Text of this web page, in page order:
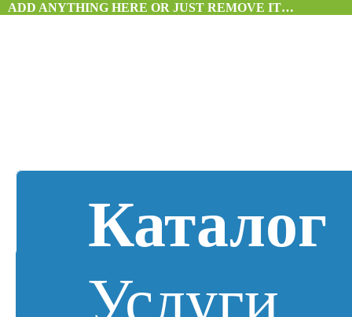
ADD ANYTHING HERE OR JUST REMOVE IT…
Каталог
Услуги